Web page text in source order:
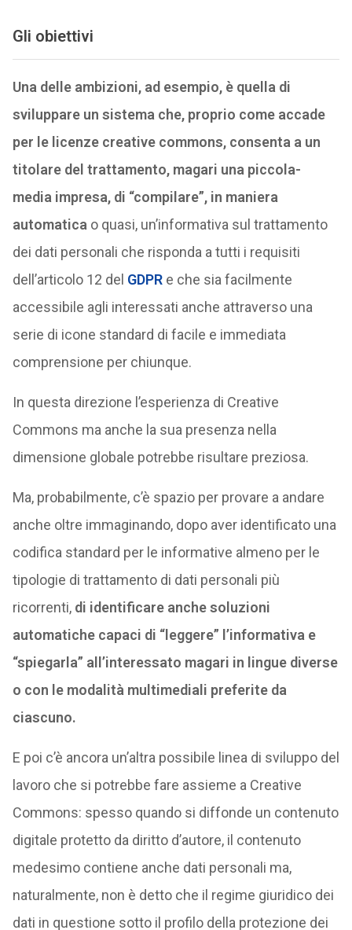
Gli obiettivi
Una delle ambizioni, ad esempio, è quella di
sviluppare un sistema che, proprio come accade
per le licenze creative commons, consenta a un
titolare del trattamento, magari una piccola-
media impresa, di “compilare”, in maniera
automatica o quasi, un’informativa sul trattamento
dei dati personali che risponda a tutti i requisiti
dell’articolo 12 del GDPRe che sia facilmente
accessibile agli interessati anche attraverso una
serie di icone standard di facile e immediata
comprensione per chiunque.
In questa direzione l’esperienza di Creative
Commons ma anche la sua presenza nella
dimensione globale potrebbe risultare preziosa.
Ma, probabilmente, c’è spazio per provare a andare
anche oltre immaginando, dopo aver identificato una
codifica standard per le informative almeno per le
tipologie di trattamento di dati personali più
ricorrenti,di identificare anche soluzioni
automatiche capaci di “leggere” l’informativa e
“spiegarla” all’interessato magari in lingue diverse
o con le modalità multimediali preferite da
ciascuno.
E poi c’è ancora un’altra possibile linea di sviluppo del
lavoro che si potrebbe fare assieme a Creative
Commons: spesso quando si diffonde un contenuto
digitale protetto da diritto d’autore, il contenuto
medesimo contiene anche dati personali ma,
naturalmente, non è detto che il regime giuridico dei
dati in questione sotto il profilo della protezione dei